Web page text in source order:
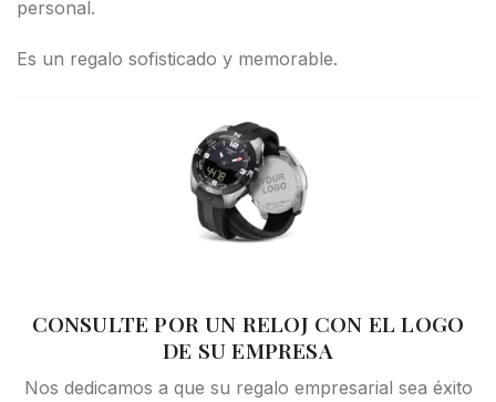
personal.
Es un regalo sofisticado y memorable.
CONSULTE POR UN RELOJ CON EL LOGO
DE SU EMPRESA
Nos dedicamos a que su regalo empresarial sea éxito